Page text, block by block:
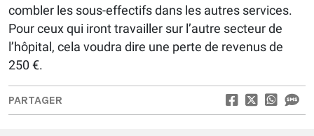
combler les sous-effectifs dans les autres services.
Pour ceux qui iront travailler sur l’autre secteur de
l’hôpital, cela voudra dire une perte de revenus de
250 €.
PARTAGER